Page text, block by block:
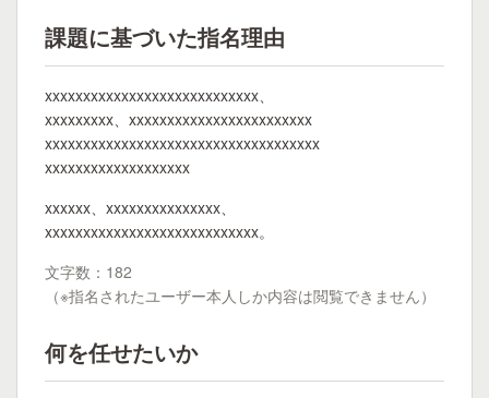
課題に基づいた指名理由
xxxxxxxxxxxxxxxxxxxxxxxxxxxx、
xxxxxxxxx、xxxxxxxxxxxxxxxxxxxxxxxx
xxxxxxxxxxxxxxxxxxxxxxxxxxxxxxxxxxxx
xxxxxxxxxxxxxxxxxxx
xxxxxx、xxxxxxxxxxxxxxx、
xxxxxxxxxxxxxxxxxxxxxxxxxxxx。
文字数：182
（※指名されたユーザー本人しか内容は閲覧できません）
何を任せたいか